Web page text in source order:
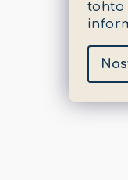
tohto